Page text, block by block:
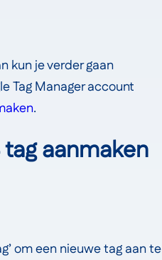
kun je verder gaan
Tag Manager account
.
aanmaken
om een nieuwe tag aan te